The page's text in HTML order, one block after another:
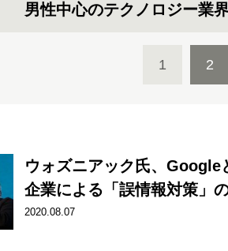
男性中心のテクノロジー業
1 2
ウォズニアック氏、Google
企業による「誤情報対策」
2020.08.07